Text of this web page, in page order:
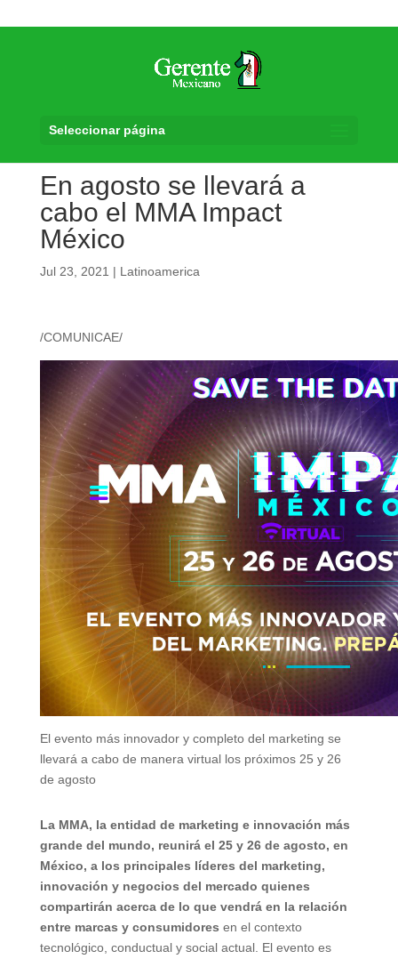
Seleccionar página
En agosto se llevará a
cabo el MMA Impact
México
Jul 23, 2021 | Latinoamerica
/COMUNICAE/
El evento más innovador y completo del marketing se
llevará a cabo de manera virtual los próximos 25 y 26
de agosto
La MMA, la entidad de marketing e innovación más
grande del mundo, reunirá el 25 y 26 de agosto, en
México, a los principales líderes del marketing,
innovación y negocios del mercado quienes
compartirán acerca de lo que vendrá en la relación
entre marcas y consumidores en el contexto
tecnológico, conductual y social actual. El evento es